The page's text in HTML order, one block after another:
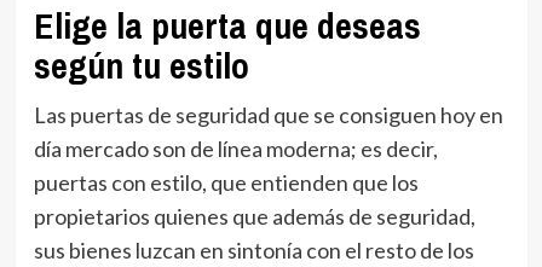
Elige la puerta que deseas
según tu estilo
Las puertas de seguridad que se consiguen hoy en
día mercado son de línea moderna; es decir,
puertas con estilo, que entienden que los
propietarios quienes que además de seguridad,
sus bienes luzcan en sintonía con el resto de los